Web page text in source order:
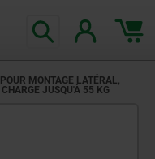
MONTAGE LATÉRAL,
JUSQU'À 55 KG